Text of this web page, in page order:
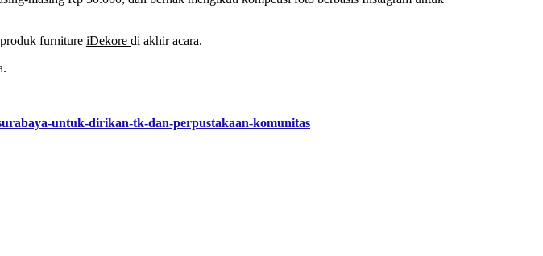
produk furniture iDekore di akhir acara.
untuk-dirikan-tk-dan-perpustakaan-komunitas